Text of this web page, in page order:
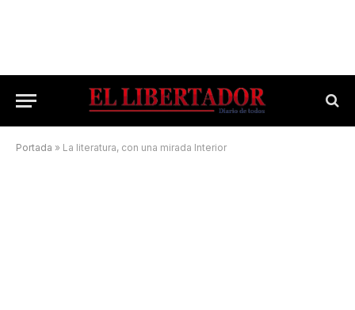
Portada » La literatura, con una mirada Interior